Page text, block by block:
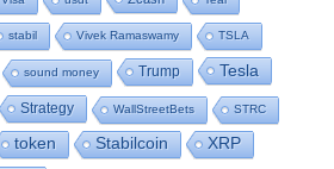
stabil Vivek Ramaswamy TSLA
sound money Trump Tesla
Strategy WallStreetBets STRC
token Stabilcoin XRP